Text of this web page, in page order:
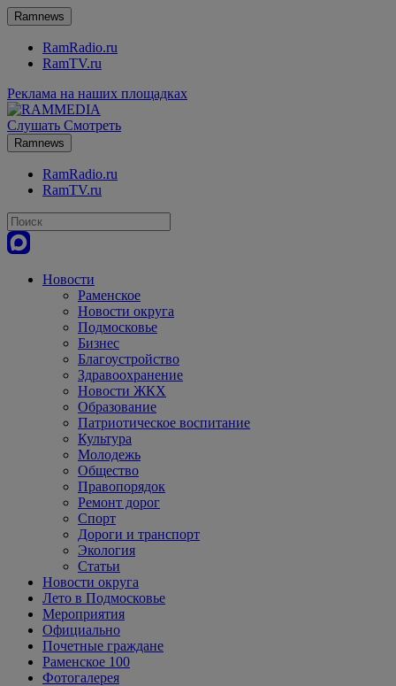
Ramnews
RamRadio.ru
RamTV.ru
Реклама на наших площадках
Слушать Смотреть
Ramnews
RamRadio.ru
RamTV.ru
Новости
Раменское
Новости округа
Подмосковье
Бизнес
Благоустройство
Здравоохранение
Новости ЖКХ
Образование
Патриотическое воспитание
Культура
Молодежь
Общество
Правопорядок
Ремонт дорог
Спорт
Дороги и транспорт
Экология
Статьи
Новости округа
Лето в Подмосковье
Мероприятия
Официально
Почетные граждане
Раменское 100
Фотогалерея